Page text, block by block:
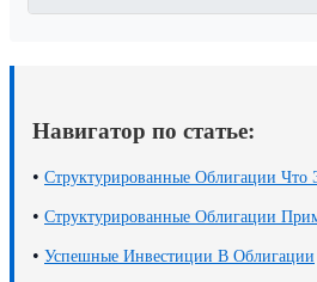
Навигатор по статье:
• Структурированные Облигации Что
• Структурированные Облигации
• Успешные Инвестиции В Облигации